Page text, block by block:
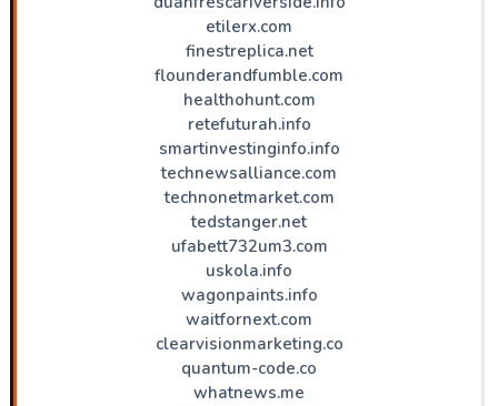
etilerx.com
finestreplica.net
flounderandfumble.com
healthohunt.com
retefuturah.info
smartinvestinginfo.info
technewsalliance.com
technonetmarket.com
tedstanger.net
ufabett732um3.com
uskola.info
wagonpaints.info
waitfornext.com
clearvisionmarketing.co
quantum-code.co
whatnews.me